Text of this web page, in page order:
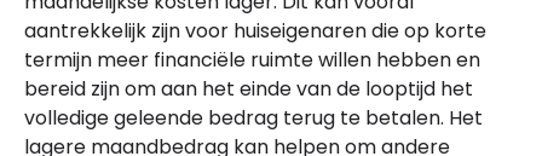
aantrekkelijk zijn voor huiseigenaren die op korte
termijn meer financiële ruimte willen hebben en
bereid zijn om aan het einde van de looptijd het
volledige geleende bedrag terug te betalen. Het
lagere maandbedrag kan helpen om andere